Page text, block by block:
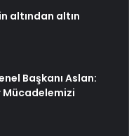
altından altın
Başkanı Aslan:
Mücadelemizi